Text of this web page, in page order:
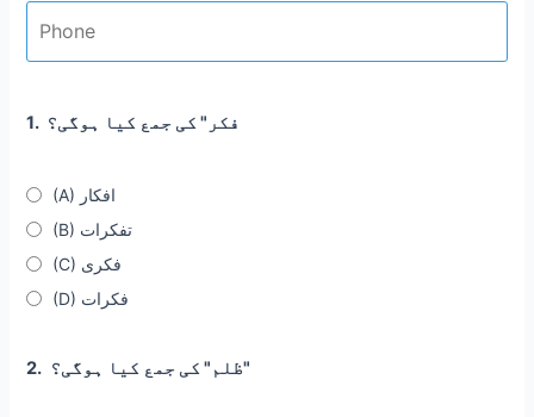
1. فکر" کی جمع کیا ہوگی؟
(A) افکار
(B) تفکرات
(C) فکری
(D) فکرات
2. ظلم" کی جمع کیا ہوگی؟"